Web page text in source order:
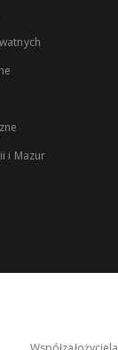
i Mazur